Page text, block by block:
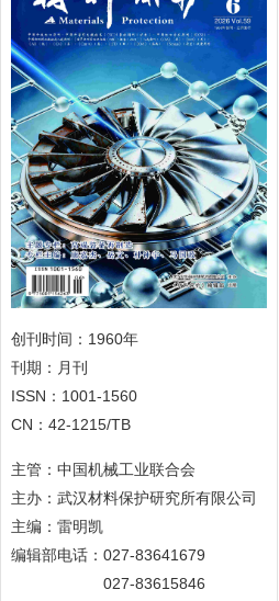
创刊时间：1960年
刊期：月刊
ISSN：1001-1560
CN：42-1215/TB
主管：中国机械工业联合会
主办：武汉材料保护研究所有限公司
主编：雷明凯
编辑部电话：027-83641679
027-83615846